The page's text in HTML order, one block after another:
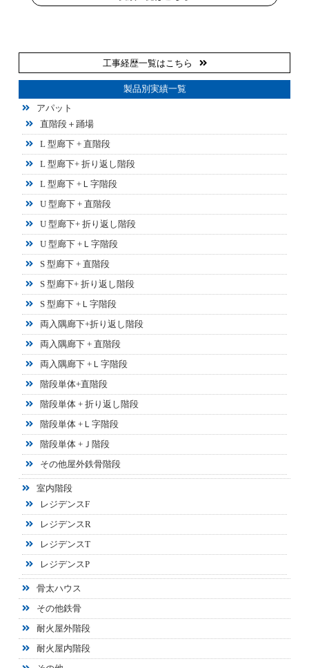
工事経歴一覧はこちら
製品別実績一覧
アパット
直階段＋踊場
L 型廊下 + 直階段
L 型廊下+ 折り返し階段
L 型廊下 +Ｌ字階段
U 型廊下 + 直階段
U 型廊下+ 折り返し階段
U 型廊下 +Ｌ字階段
S 型廊下 + 直階段
S 型廊下+ 折り返し階段
S 型廊下 +Ｌ字階段
両入隅廊下+折り返し階段
両入隅廊下 + 直階段
両入隅廊下 +Ｌ字階段
階段単体+直階段
階段単体 + 折り返し階段
階段単体 +Ｌ字階段
階段単体 +Ｊ階段
その他屋外鉄骨階段
室内階段
レジデンスF
レジデンスR
レジデンスT
レジデンスP
骨太ハウス
その他鉄骨
耐火屋外階段
耐火屋内階段